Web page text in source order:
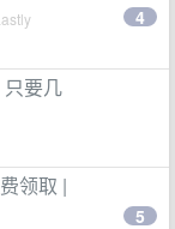
4
要几
领取 |
5